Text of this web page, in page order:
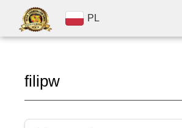
PL
filipw